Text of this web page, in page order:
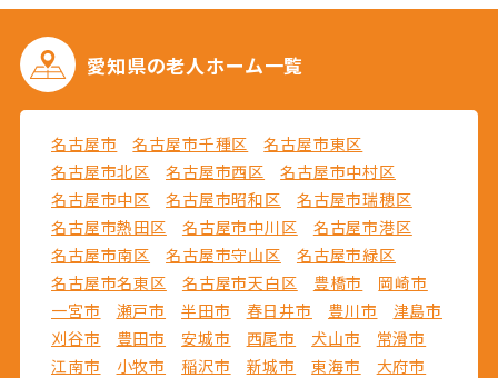
愛知県の老人ホーム一覧
名古屋市 名古屋市千種区
名古屋市東区
名古屋市北区
名古屋市西区
名古屋市中村区
名古屋市中区
名古屋市昭和区
名古屋市瑞穂区
名古屋市熱田区
名古屋市中川区
名古屋市港区
名古屋市南区
名古屋市守山区
名古屋市緑区
名古屋市名東区
名古屋市天白区 豊橋市
岡崎市
一宮市
瀬戸市 半田市 春日井市 豊川市
津島市
刈谷市
豊田市 安城市 西尾市 犬山市
常滑市
江南市
小牧市 稲沢市 新城市 東海市
大府市